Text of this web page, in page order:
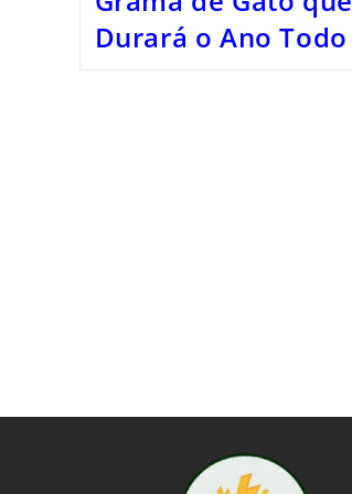
Durará o Ano Todo